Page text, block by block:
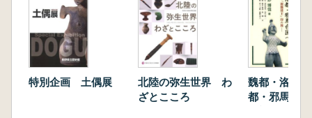
日本的とは何か
生命へのアート 縄文のヴィーナスとキース・
ヘリング
徹底した抽象と創造的造形
縄文の食卓に思いをはせて
縄文土器様甕を用いたワイン試醸
特別企画 土偶展
北陸の弥生世界 わ
ざとこころ
魏都・洛陽
都・邪馬台